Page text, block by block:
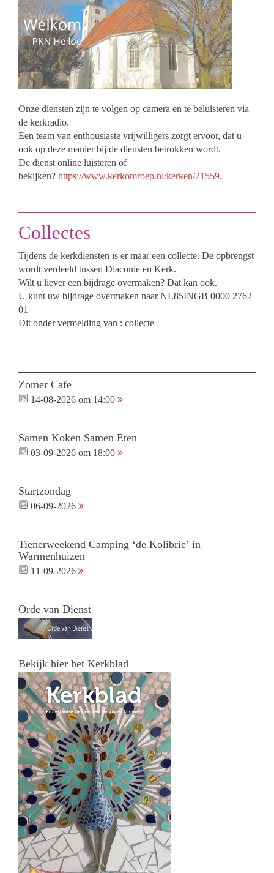
Onze diensten zijn te volgen op camera en te beluisteren via
de kerkradio.
Een team van enthousiaste vrijwilligers zorgt ervoor, dat u
ook op deze manier bij de diensten betrokken wordt.
De dienst online luisteren of
bekijken? https://www.kerkomroep.nl/kerken/21559.
Collectes
Tijdens de kerkdiensten is er maar een collecte. De opbrengst
wordt verdeeld tussen Diaconie en Kerk.
Wilt u liever een bijdrage overmaken? Dat kan ook.
U kunt uw bijdrage overmaken naar NL85INGB 0000 2762
01
Dit onder vermelding van : collecte
Zomer Cafe
14-08-2026 om 14:00
Samen Koken Samen Eten
03-09-2026 om 18:00
Startzondag
06-09-2026
Tienerweekend Camping ‘de Kolibrie’ in
Warmenhuizen
11-09-2026
Orde van Dienst
Bekijk hier het Kerkblad